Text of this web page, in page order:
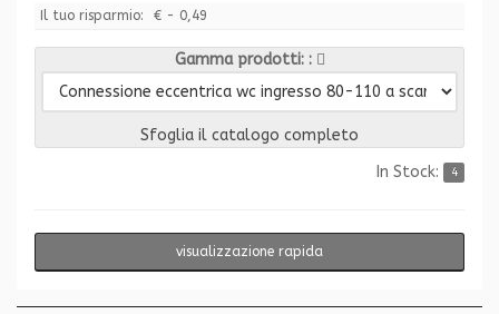
Il tuo risparmio: € - 0,49
Gamma prodotti:
Sfoglia il catalogo completo
In Stock:
4
visualizzazione rapida